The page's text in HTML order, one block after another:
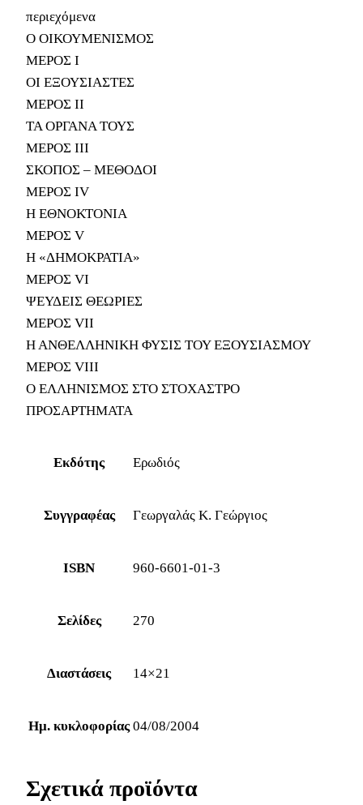
περιεχόμενα
Ο ΟΙΚΟΥΜΕΝΙΣΜΟΣ
ΜΕΡΟΣ Ι
ΟΙ ΕΞΟΥΣΙΑΣΤΕΣ
ΜΕΡΟΣ ΙΙ
ΤΑ ΟΡΓΑΝΑ ΤΟΥΣ
ΜΕΡΟΣ ΙΙΙ
ΣΚΟΠΟΣ – ΜΕΘΟΔΟΙ
ΜΕΡΟΣ IV
Η ΕΘΝΟΚΤΟΝΙΑ
ΜΕΡΟΣ V
Η «ΔΗΜΟΚΡΑΤΙΑ»
ΜΕΡΟΣ VI
ΨΕΥΔΕΙΣ ΘΕΩΡΙΕΣ
ΜΕΡΟΣ VII
Η ΑΝΘΕΛΛΗΝΙΚΗ ΦΥΣΙΣ ΤΟΥ ΕΞΟΥΣΙΑΣΜΟΥ
ΜΕΡΟΣ VIII
Ο ΕΛΛΗΝΙΣΜΟΣ ΣΤΟ ΣΤΟΧΑΣΤΡΟ
ΠΡΟΣΑΡΤΗΜΑΤΑ
Εκδότης Ερωδιός
Συγγραφέας Γεωργαλάς Κ. Γεώργιος
ISBN 960-6601-01-3
Σελίδες 270
Διαστάσεις 14×21
Ημ. κυκλοφορίας 04/08/2004
Σχετικά προϊόντα